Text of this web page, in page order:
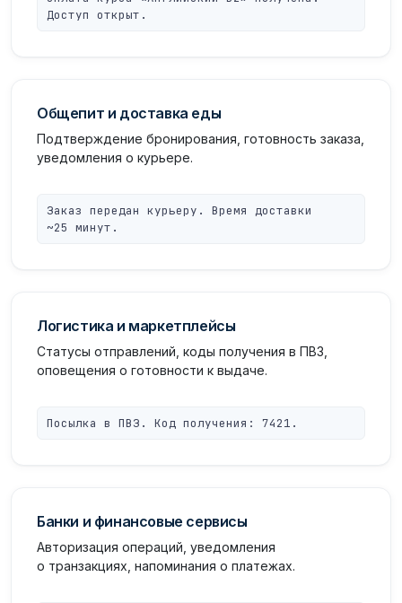
Доступ открыт.
Общепит и доставка еды
Подтверждение бронирования, готовность заказа,
уведомления о курьере.
Заказ передан курьеру. Время доставки
~25 минут.
Логистика и маркетплейсы
Статусы отправлений, коды получения в ПВЗ,
оповещения о готовности к выдаче.
Посылка в ПВЗ. Код получения: 7421.
Банки и финансовые сервисы
Авторизация операций, уведомления
о транзакциях, напоминания о платежах.